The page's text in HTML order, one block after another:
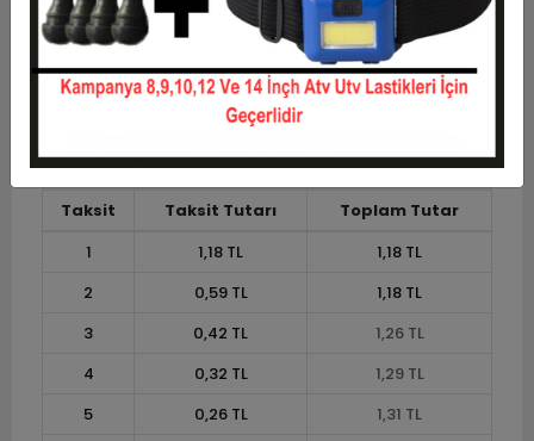
10
0,14 TL
1,43 TL
11
1,44 TL
12
0,12 TL 1,46 TL
Taksit Taksit Tutarı
Toplam Tutar
1
1,18 TL
1,18 TL
2
0,59 TL
1,18 TL
3
0,42 TL
1,26 TL
4
0,32 TL
1,29 TL
5
0,26 TL
1,31 TL